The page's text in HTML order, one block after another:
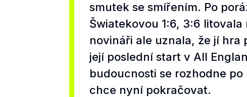
smutek se smířením. Po
Šwiatekovou 1:6, 3:6
novináři ale uznala, že jí hra
její poslední start v All
budoucnosti se rozhodne
chce nyní pokračovat.